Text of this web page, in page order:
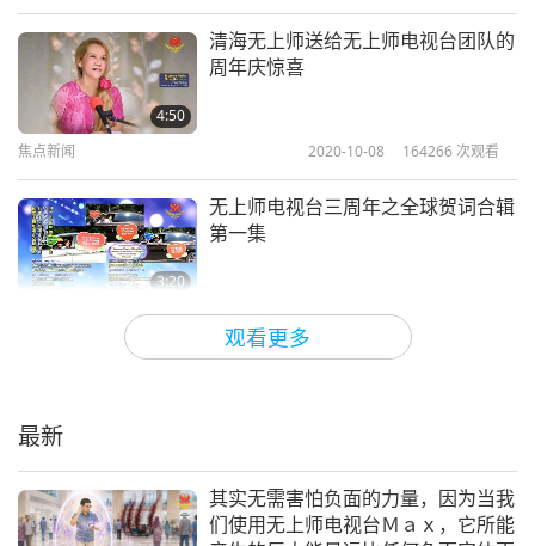
工作。我们发誓要和您在一起直到最后一刻。您的爱
将会获胜。以上帝之名—纯素世界，世界和平。）」
观看更多
4:50
清海无上师送给无上师电视台团队的
周年庆惊喜
焦点新闻 2020-10-08 164266 次观看
3:20
无上师电视台三周年之全球贺词合辑
第一集
3346次观看
无上师电视台两周年台庆
最新
其实无需害怕负面的力量，因为当我
们使用无上师电视台Ｍａｘ，它所能